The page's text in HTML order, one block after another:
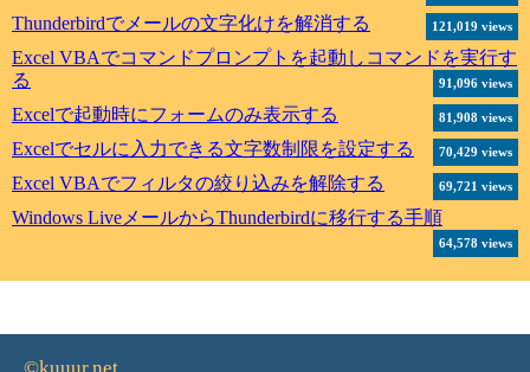
Thunderbirdでメールの文字化けを解消する 121,019 views
Excel VBAでコマンドプロンプトを起動しコマンドを実行す
る
91,096 views
Excelで起動時にフォームのみ表示する 81,908 views
Excelでセルに入力できる文字数制限を設定する 70,429 views
Excel VBAでフィルタの絞り込みを解除する 69,721 views
Windows LiveメールからThunderbirdに移行する手順
64,578 views